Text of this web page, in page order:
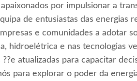
apaixonados por impulsionar a
de entusiastas das energias
e comunidades a adotar
hidroelétrica e nas tecnologias
atualizadas para capacitar
para explorar o poder da